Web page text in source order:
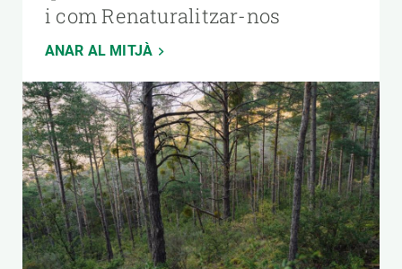
i com Renaturalitzar-nos
ANAR AL MITJÀ